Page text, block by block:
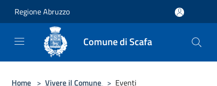
Regione Abruzzo
Comune di Scafa
Home > Vivere il Comune > Eventi